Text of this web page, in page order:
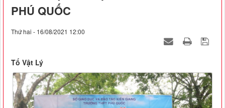
PHÚ QUỐC
Thứ hai - 16/08/2021 12:00
Tổ Vật Lý